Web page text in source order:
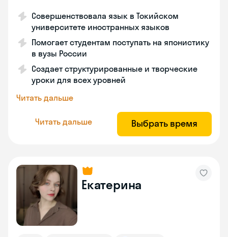
Совершенствовала язык в Токийском
университете иностранных языков
Помогает студентам поступать на японистику
в вузы России
Создает структурированные и творческие
уроки для всех уровней
Читать дальше
Читать дальше Выбрать время
Екатерина